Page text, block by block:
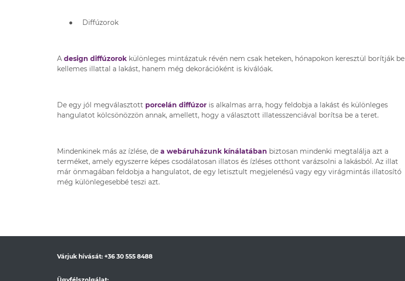
● Diffúzorok
A design diffúzorok különleges mintázatuk révén nem csak heteken, hónapokon keresztül borítják be
kellemes illattal a lakást, hanem még dekorációként is kiválóak.
De egy jól megválasztott porcelán diffúzor is alkalmas arra, hogy feldobja a lakást és különleges
hangulatot kölcsönözzön annak, amellett, hogy a választott illatesszenciával borítsa be a teret.
Mindenkinek más az ízlése, de a webáruházunk kínálatában biztosan mindenki megtalálja azt a
terméket, amely egyszerre képes csodálatosan illatos és ízléses otthont varázsolni a lakásból. Az illat
már önmagában feldobja a hangulatot, de egy letisztult megjelenésű vagy egy virágmintás illatosító
még különlegesebbé teszi azt.
Várjuk hívását: +36 30 555 8488